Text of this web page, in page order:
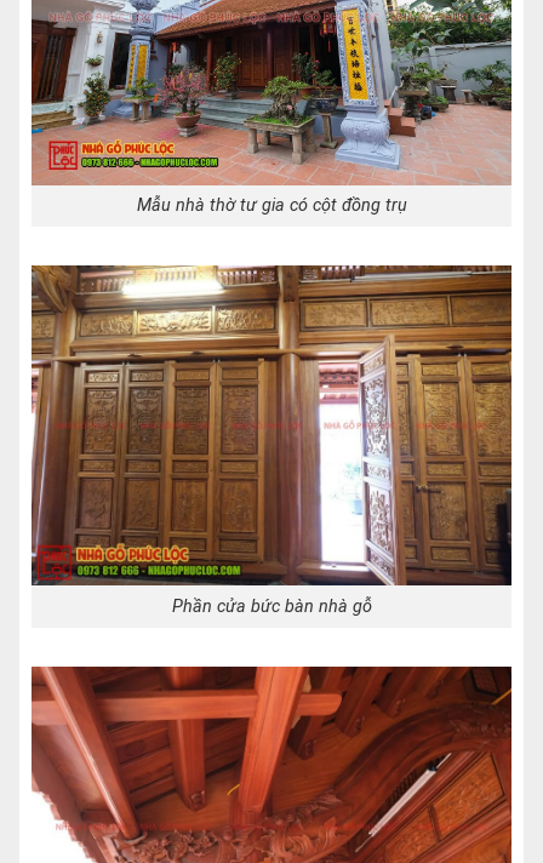
Mẫu nhà thờ tư gia có cột đồng trụ
Phần cửa bức bàn nhà gỗ